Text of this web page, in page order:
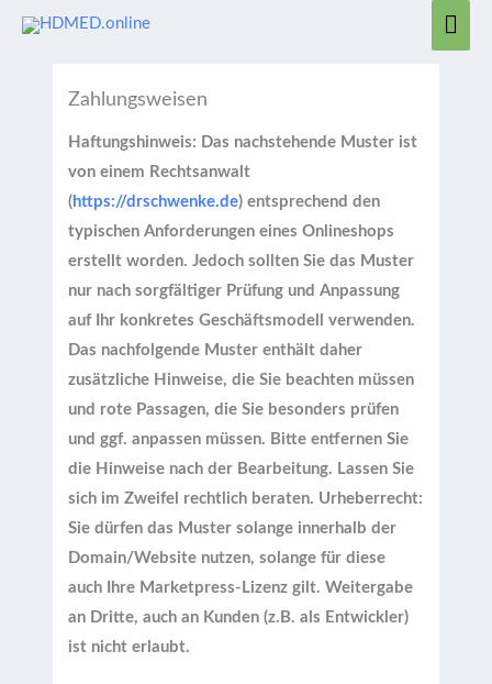
Zum
Zahlungsweisen
Haftungshinweis: Das nachstehende Muster ist
von einem Rechtsanwalt
( https://drschwenke.de) entsprechend den
typischen Anforderungen eines Onlineshops
erstellt worden. Jedoch sollten Sie das Muster
nur nach sorgfältiger Prüfung und Anpassung
auf Ihr konkretes Geschäftsmodell verwenden.
Das nachfolgende Muster enthält daher
zusätzliche Hinweise, die Sie beachten müssen
und rote Passagen, die Sie besonders prüfen
und ggf. anpassen müssen. Bitte entfernen Sie
die Hinweise nach der Bearbeitung. Lassen Sie
sich im Zweifel rechtlich beraten. Urheberrecht:
Sie dürfen das Muster solange innerhalb der
Domain/Website nutzen, solange für diese
auch Ihre Marketpress-Lizenz gilt. Weitergabe
an Dritte, auch an Kunden (z.B. als Entwickler)
ist nicht erlaubt.